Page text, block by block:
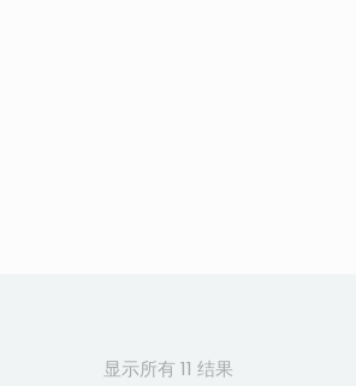
显示所有 11 结果按